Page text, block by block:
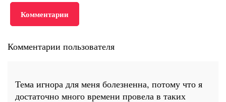
Комментарии
Комментарии пользователя
Тема игнора для меня болезненна, потому что я
достаточно много времени провела в таких